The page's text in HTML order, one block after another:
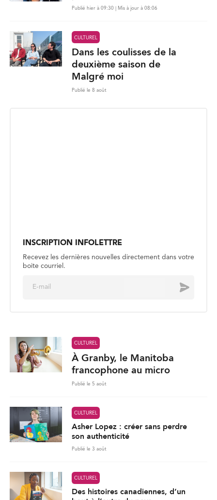
Publié hier à 09:30 | Mis à jour à 08:06
CULTUREL
Dans les coulisses de la
deuxième saison de
Malgré moi
Publié le 8 août
l
Asher Lopez : créer sans perdre
son authenticité
Publié le 3 août
Des histoires canadiennes, d’un
bout à l’autre du pays
Publié le 1 er août 2026
Charger plus de nouvelles